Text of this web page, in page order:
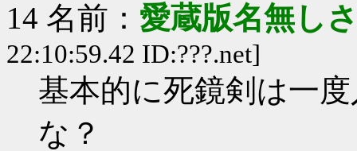
14 名前： 愛蔵版名無し
22:10:59.42 ID:???.net]
基本的に死鏡剣は一
な？